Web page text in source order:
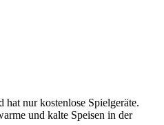
nur kostenlose Spielgeräte.
und kalte Speisen in der